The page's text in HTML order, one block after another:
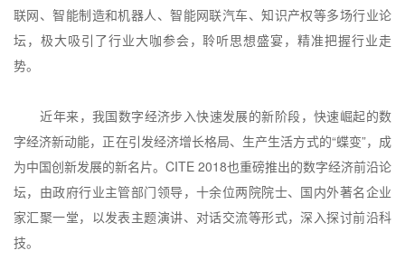
联网、智能制造和机器人、智能网联汽车、知识产权等多场行业论
坛，极大吸引了行业大咖参会，聆听思想盛宴，精准把握行业走
势。
近年来，我国数字经济步入快速发展的新阶段，快速崛起的数
字经济新动能，正在引发经济增长格局、生产生活方式的“蝶变”，成
为中国创新发展的新名片。 CITE 2018也重磅推出的数字经济前沿论
坛，由政府行业主管部门领导，十余位两院院士、国内外著名企业
家汇聚一堂，以发表主题演讲、对话交流等形式，深入探讨前沿科
技。